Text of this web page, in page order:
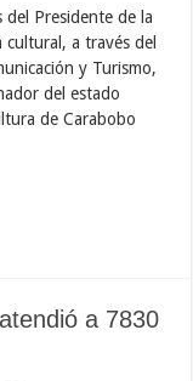
del Presidente de la
cultural, a través del
y Turismo,
del estado
de Carabobo
a 7830